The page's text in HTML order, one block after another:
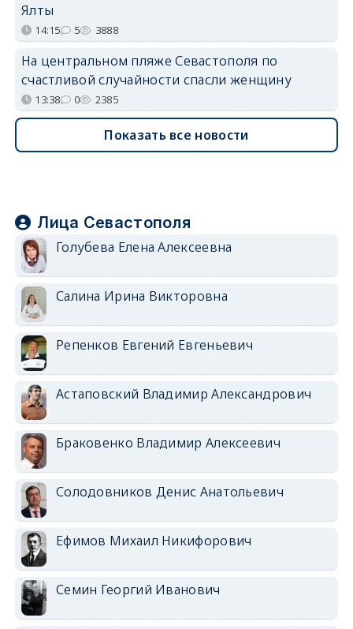
Ялты
14:15 5 3888
На центральном пляже Севастополя по
счастливой случайности спасли женщину
13:38 0 2385
Показать все новости
Лица Севастополя
Голубева Елена Алексеевна
Салина Ирина Викторовна
Репенков Евгений Евгеньевич
Астаповский Владимир Александрович
Браковенко Владимир Алексеевич
Солодовников Денис Анатольевич
Ефимов Михаил Никифорович
Семин Георгий Иванович